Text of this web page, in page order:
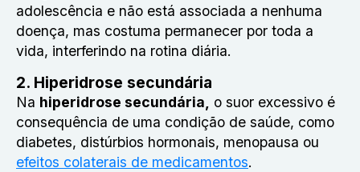
adolescência e não está associada a nenhuma
doença, mas costuma permanecer por toda a
vida, interferindo na rotina diária.
2. Hiperidrose secundária
Na hiperidrose secundária,
o suor excessivo é
consequência de uma condição de saúde, como
diabetes, distúrbios hormonais, menopausa ou
efeitos colaterais de medicamentos.